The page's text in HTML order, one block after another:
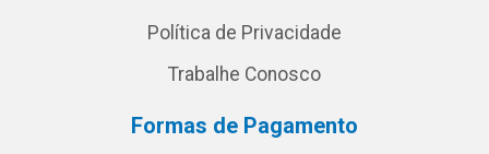
Política de Privacidade
Trabalhe Conosco
Formas de Pagamento